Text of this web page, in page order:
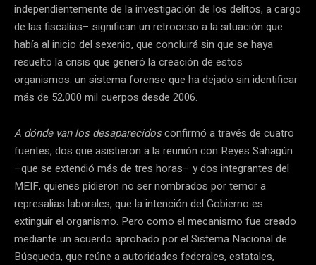
independientemente de la investigación de los delitos, a cargo
de las fiscalías– significan un retroceso a la situación que
había al inicio del sexenio, que concluirá sin que se haya
resuelto la crisis que generó la creación de estos
organismos: un sistema forense que ha dejado sin identificar
más de 52,000 mil cuerpos desde 2006.
A dónde van los desaparecidosconfirmó a través de cuatro
fuentes, dos que asistieron a la reunión con Reyes Sahagún
–que se extendió más de tres horas– y dos integrantes del
MEIF, quienes pidieron no ser nombrados por temor a
represalias laborales, que la intención del Gobierno es
extinguir el organismo. Pero como el mecanismo fue creado
mediante un acuerdo aprobado por el Sistema Nacional de
Búsqueda, que reúne a autoridades federales, estatales,